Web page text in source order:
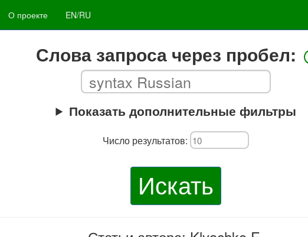
О проекте EN/RU
Слова запроса через пробел:
Показать дополнительные фильтры
Число результатов:
Искать